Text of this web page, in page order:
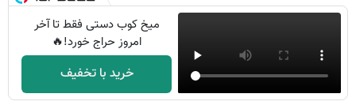
میخ کوب دستی فقط تا آخر
امروز حراج خورد!🔥
خرید با تخفیف